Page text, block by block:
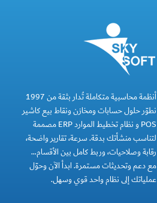
أنظمة محاسبية متكاملة تُدار بثقة من 1997
نطوّر حلول حسابات ومخازن ونقاط بيع كاشير
POS و نظام تخطيط الموارد ERP مصممة
لتناسب منشأتك بدقة. سرعة، تقارير واضحة،
رقابة وصلاحيات، وربط كامل بين الأقسام…
مع دعم وتحديثات مستمرة. ابدأ الآن وحوّل
عملياتك إلى نظام واحد قوي وسهل.